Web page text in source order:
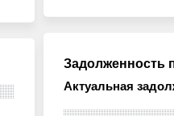
Задолженность
Актуальная